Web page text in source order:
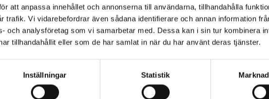
att anpassa innehållet och annonserna till användarna, tillhandahålla
trafik. Vi vidarebefordrar även sådana identifierare och annan information
och analysföretag som vi samarbetar med. Dessa kan i sin tur kombinera
tillhandahållit eller som de har samlat in när du har använt deras tjänster.
Inställningar Statistik